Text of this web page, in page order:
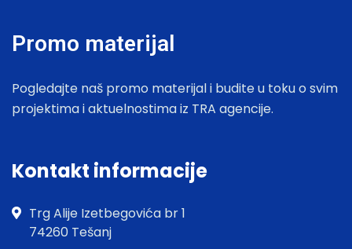
Promo materijal
Pogledajte naš promo materijal i budite u toku o svim
projektima i aktuelnostima iz TRA agencije.
Kontakt informacije
Trg Alije Izetbegovića br 1
74260 Tešanj